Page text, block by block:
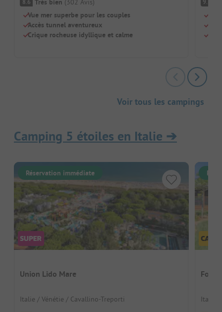
8.6 Très bien (302 Avis)
Vue mer superbe pour les couples
Accès tunnel aventureux
Crique rocheuse idyllique et calme
9.3
Voir tous les campings
Camping 5 étoiles en Italie ➔
Réservation immédiate
Union Lido Mare
Italie / Vénétie / Cavallino-Treporti
Italie